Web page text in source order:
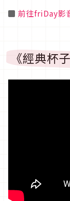
◼ 前往friDay影
《經典杯